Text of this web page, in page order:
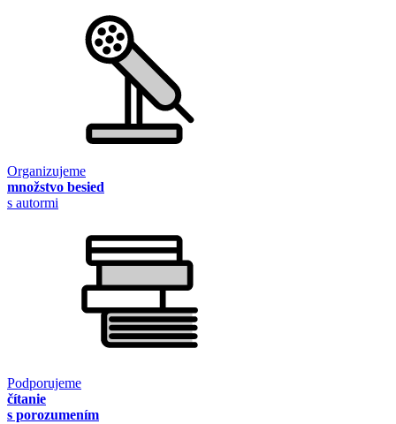
Organizujeme
množstvo besied
s autormi
Podporujeme
čítanie
s porozumením